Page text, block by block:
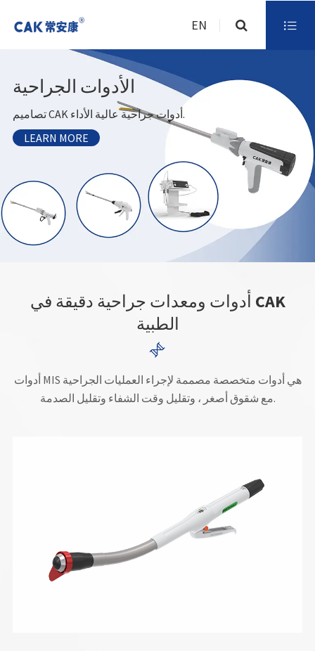
EN 
الأدوات الجراحية
تصاميم CAK أدوات جراحية عالية الأداء.
LEARN MORE
أدوات ومعدات جراحية دقيقة في CAK
الطبية

أدوات MIS هي أدوات متخصصة مصممة لإجراء العمليات الجراحية
مع شقوق أصغر ، وتقليل وقت الشفاء وتقليل الصدمة.